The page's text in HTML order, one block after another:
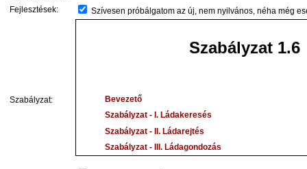
Fejlesztések:
Szívesen próbálgatom az új, nem nyilvános, néha még
Szabályzat:
Szabályzat 1.6
Bevezető
Szabályzat - I. Ládakeresés
Szabályzat - II. Ládarejtés
Szabályzat - III. Ládagondozás